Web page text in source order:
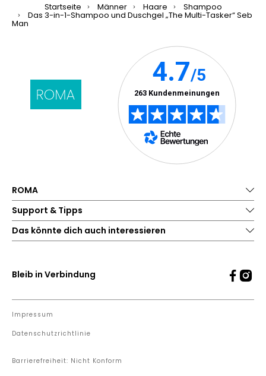
Startseite Männer Haare Shampoo
Das 3-in-1-Shampoo und Duschgel „The Multi-Tasker“ Seb
Man
ROMA
Support & Tipps
Das könnte dich auch interessieren
Bleib in Verbindung
Impressum
Datenschutzrichtlinie
Barrierefreiheit: Nicht Konform